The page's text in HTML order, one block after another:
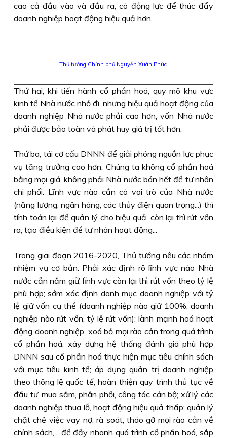
cao cả đầu vào và đầu ra, có động lực để thúc đẩy
doanh nghiệp hoạt động hiệu quả hơn.
Thủ tướng Chính phủ Nguyễn Xuân Phúc.
Thứ hai, khi tiến hành cổ phần hoá, quy mô khu vực
kinh tế Nhà nước nhỏ đi, nhưng hiệu quả hoạt động của
doanh nghiệp Nhà nước phải cao hơn, vốn Nhà nước
phải được bảo toàn và phát huy giá trị tốt hơn;
Thứ ba, tái cơ cấu DNNN để giải phóng nguồn lực phục
vụ tăng trưởng cao hơn. Chúng ta không cổ phần hoá
bằng mọi giá, không phải Nhà nước bán hết để tư nhân
chi phối. Lĩnh vực nào cần có vai trò của Nhà nước
(năng lượng, ngân hàng, các thủy điện quan trọng...) thì
tính toán lại để quản lý cho hiệu quả, còn lại thì rút vốn
ra, tạo điều kiện để tư nhân hoạt động...
Trong giai đoạn 2016-2020, Thủ tướng nêu các nhóm
nhiệm vụ cơ bản: Phải xác định rõ lĩnh vực nào Nhà
nước cần nắm giữ, lĩnh vực còn lại thì rút vốn theo tỷ lệ
phù hợp; sớm xác định danh mục doanh nghiệp với tỷ
lệ giữ vốn cụ thể (doanh nghiệp nào giữ 100%, doanh
nghiệp nào rút vốn, tỷ lệ rút vốn); lành mạnh hoá hoạt
động doanh nghiệp, xoá bỏ mọi rào cản trong quá trình
cổ phần hoá; xây dựng hệ thống đánh giá phù hợp
DNNN sau cổ phần hoá thực hiện mục tiêu chính sách
với mục tiêu kinh tế; áp dụng quản trị doanh nghiệp
theo thông lệ quốc tế; hoàn thiện quy trình thủ tục về
đầu tư, mua sắm, phân phối, công tác cán bộ; xử lý các
doanh nghiệp thua lỗ, hoạt động hiệu quả thấp; quản lý
chặt chẽ việc vay nợ; rà soát, tháo gỡ mọi rào cản về
chính sách,... để đẩy nhanh quá trình cổ phần hoá, sắp